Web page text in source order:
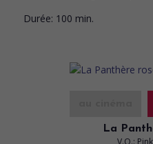
Durée: 100 min.
La
V.O.: